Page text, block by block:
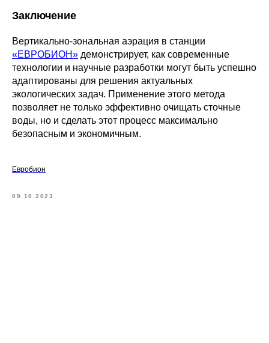
Заключение
Вертикально-зональная аэрация в станции
«ЕВРОБИОН» демонстрирует, как современные
технологии и научные разработки могут быть успешно
адаптированы для решения актуальных
экологических задач. Применение этого метода
позволяет не только эффективно очищать сточные
воды, но и сделать этот процесс максимально
безопасным и экономичным.
Евробион
09.10.2023